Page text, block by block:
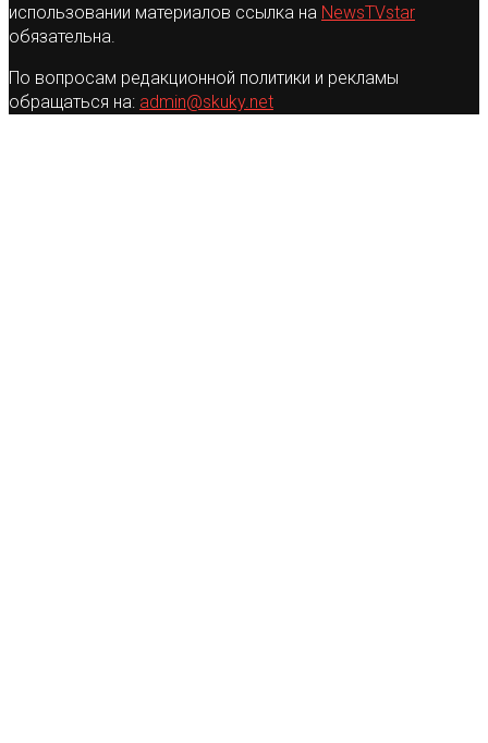
использовании материалов ссылка на NewsTVstar
обязательна.
По вопросам редакционной политики и рекламы
обращаться на: admin@skuky.net